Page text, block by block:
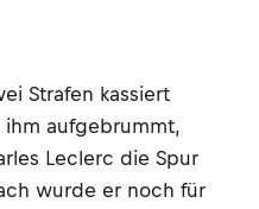
Strafen kassiert
aufgebrummt,
Leclerc die Spur
wurde er noch für